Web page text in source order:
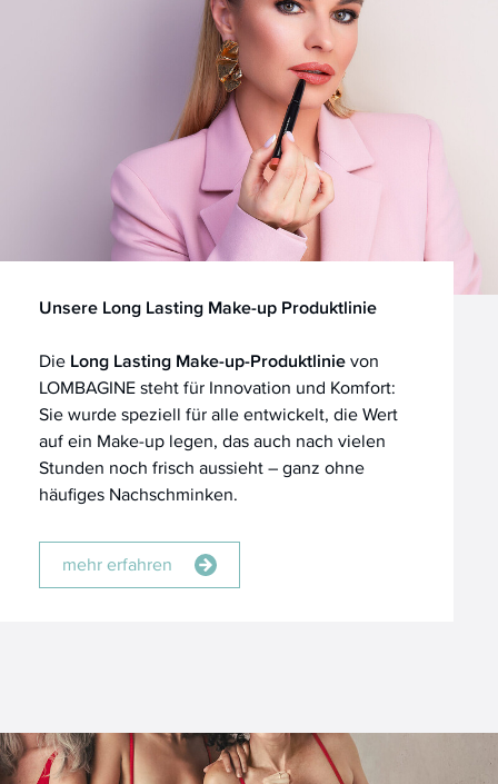
Unsere Long Lasting Make-up Produktlinie
Die Long Lasting Make-up-Produktlinievon
LOMBAGINE steht für Innovation und Komfort:
Sie wurde speziell für alle entwickelt, die Wert
auf ein Make-up legen, das auch nach vielen
Stunden noch frisch aussieht – ganz ohne
häufiges Nachschminken.
mehr erfahren